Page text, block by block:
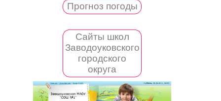
Прогноз погоды
Сайты школ
Заводоуковского
городского
округа